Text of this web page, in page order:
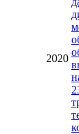
2020